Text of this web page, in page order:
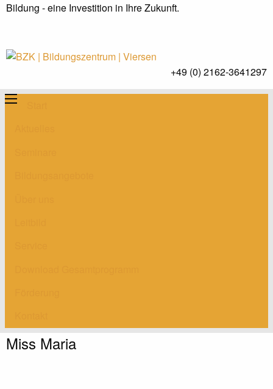
Bildung - eine Investition in Ihre Zukunft.
+49 (0) 2162-3641297
Miss Maria